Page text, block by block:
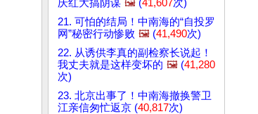
庆红大搞阴谋 🖼️ (41,607次)
21. 可怕的结局！中南海的“自投罗
网”秘密行动惨败 🖼️ (41,490次)
22. 从诱供李真的副检察长说起！
我丈夫就是这样变坏的 🖼️ (41,280
次)
23. 北京出事了！中南海撤换警卫
江亲信匆忙返京 (40,817次)